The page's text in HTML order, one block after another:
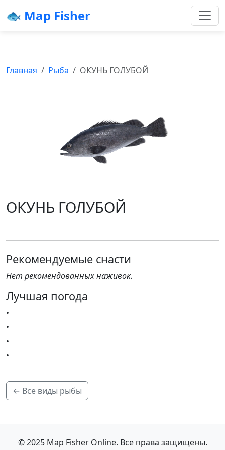
🐟 Map Fisher
Главная Рыба ОКУНЬ ГОЛУБОЙ
ОКУНЬ ГОЛУБОЙ
Рекомендуемые снасти
Нет рекомендованных наживок.
Лучшая погода
•
•
•
•
← Все виды рыбы
© 2025 Map Fisher Online. Все права защищены.